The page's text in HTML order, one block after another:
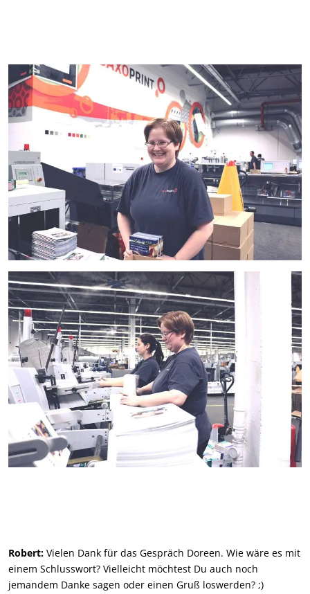
Robert: Vielen Dank für das Gespräch Doreen. Wie wäre es mit
einem Schlusswort? Vielleicht möchtest Du auch noch
jemandem Danke sagen oder einen Gruß loswerden? ;)